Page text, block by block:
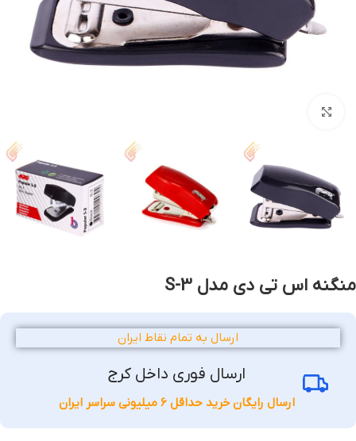
منگنه اس تی دی مدل S-3
ارسال به تمام نقاط ایران
ارسال فوری داخل کرج
ارسال رایگان خرید حداقل 6 میلیونی سراسر ایران